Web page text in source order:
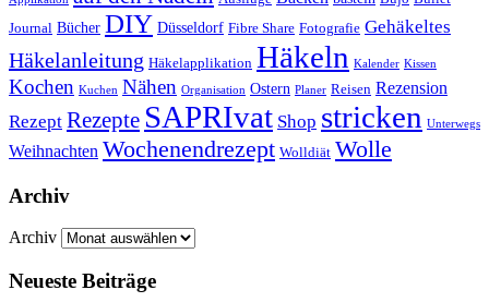
Journal Bücher DIY Düsseldorf Fibre Share Fotografie Gehäkeltes
Häkelanleitung Häkelapplikation Häkeln Kalender Kissen
Kochen Kuchen Nähen Organisation Ostern Planer Reisen Rezension
Rezept Rezepte SAPRIvat Shop stricken Unterwegs
Weihnachten Wochenendrezept Wolldiät Wolle
Archiv
Archiv
Neueste Beiträge